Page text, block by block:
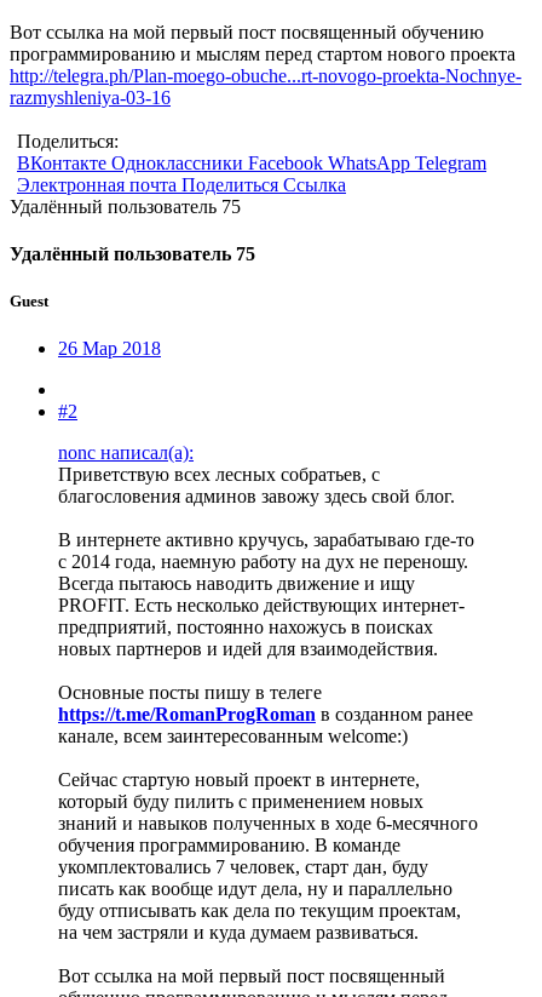
Вот ссылка на мой первый пост посвященный обучению
программированию и мыслям перед стартом нового проекта
http://telegra.ph/Plan-moego-obuche...rt-novogo-proekta-Nochnye-
razmyshleniya-03-16
Поделиться:
ВКонтакте Одноклассники Facebook WhatsApp Telegram
Электронная почта Поделиться Ссылка
Удалённый пользователь 75
Удалённый пользователь 75
Guest
26 Мар 2018
#2
nonc написал(а):
Приветствую всех лесных собратьев, с
благословения админов завожу здесь свой блог.
В интернете активно кручусь, зарабатываю где-то
с 2014 года, наемную работу на дух не переношу.
Всегда пытаюсь наводить движение и ищу
PROFIT. Есть несколько действующих интернет-
предприятий, постоянно нахожусь в поисках
новых партнеров и идей для взаимодействия.
Основные посты пишу в телеге
https://t.me/RomanProgRoman в созданном ранее
канале, всем заинтересованным welcome:)
Сейчас стартую новый проект в интернете,
который буду пилить с применением новых
знаний и навыков полученных в ходе 6-месячного
обучения программированию. В команде
укомплектовались 7 человек, старт дан, буду
писать как вообще идут дела, ну и параллельно
буду отписывать как дела по текущим проектам,
на чем застряли и куда думаем развиваться.
Вот ссылка на мой первый пост посвященный